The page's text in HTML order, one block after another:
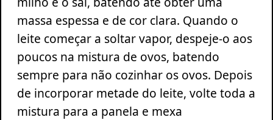
massa espessa e de cor clara. Quando o
leite começar a soltar vapor, despeje-o aos
poucos na mistura de ovos, batendo
sempre para não cozinhar os ovos. Depois
de incorporar metade do leite, volte toda a
mistura para a panela e mexa